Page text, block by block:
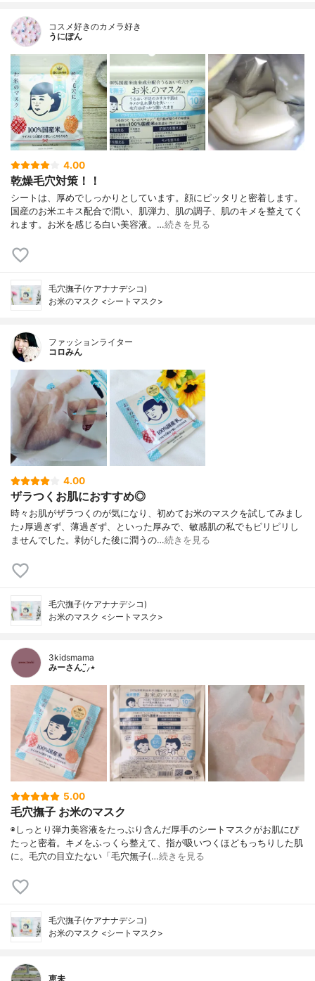
コスメ好きのカメラ好き
うにぽん
4.00
乾燥毛穴対策！！
シートは、厚めでしっかりとしています。顔にピッタリと密着します。
国産のお米エキス配合で潤い、肌弾力、肌の調子、肌のキメを整えてく
れます。お米を感じる白い美容液。…続きを見る
毛穴撫子(ケアナナデシコ)
お米のマスク <シートマスク>
ファッションライター
コロみん
4.00
ザラつくお肌におすすめ◎
時々お肌がザラつくのが気になり、初めてお米のマスクを試してみまし
た♪厚過ぎず、薄過ぎず、といった厚みで、敏感肌の私でもピリピリし
ませんでした。剥がした後に潤うの…続きを見る
毛穴撫子(ケアナナデシコ)
お米のマスク <シートマスク>
3kidsmama
みーさん¨̮⸝⋆
5.00
毛穴撫子 お米のマスク
◉しっとり弾力美容液をたっぷり含んだ厚手のシートマスクがお肌にぴ
たっと密着。キメをふっくら整えて、指が吸いつくほどもっちりした肌
に。毛穴の目立たない「毛穴無子(…続きを見る
毛穴撫子(ケアナナデシコ)
お米のマスク <シートマスク>
恵未